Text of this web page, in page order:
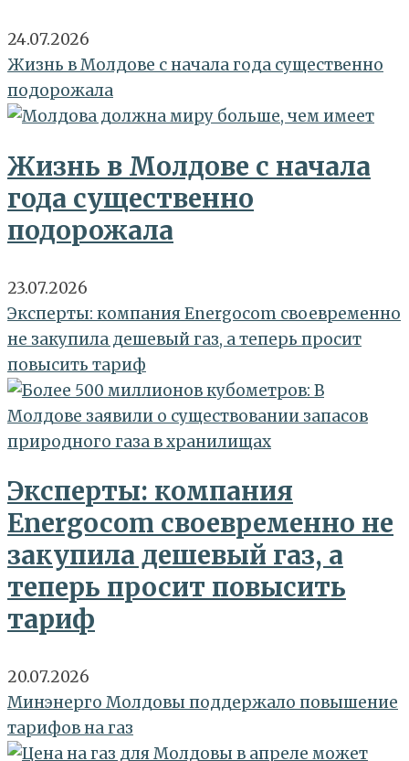
24.07.2026
Жизнь в Молдове с начала года существенно
подорожала
Жизнь в Молдове с начала
года существенно
подорожала
23.07.2026
Эксперты: компания Energocom своевременно
не закупила дешевый газ, а теперь просит
повысить тариф
Эксперты: компания
Energocom своевременно не
закупила дешевый газ, а
теперь просит повысить
тариф
20.07.2026
Минэнерго Молдовы поддержало повышение
тарифов на газ